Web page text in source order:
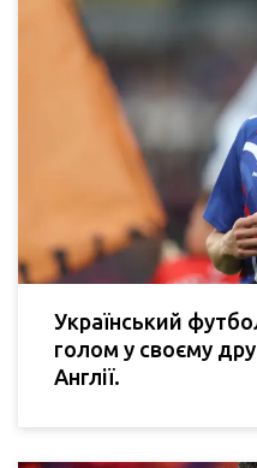
Український
голом у своєму
Англії.